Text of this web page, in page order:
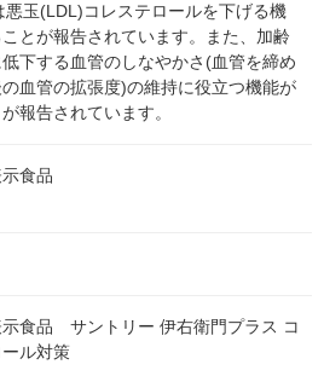
悪玉(LDL)コレステロールを下げる機
とが報告されています。また、加齢
下する血管のしなやかさ(血管を締め
血管の拡張度)の維持に役立つ機能が
報告されています。
食品
食品 サントリー 伊右衛門プラス コ
ル対策